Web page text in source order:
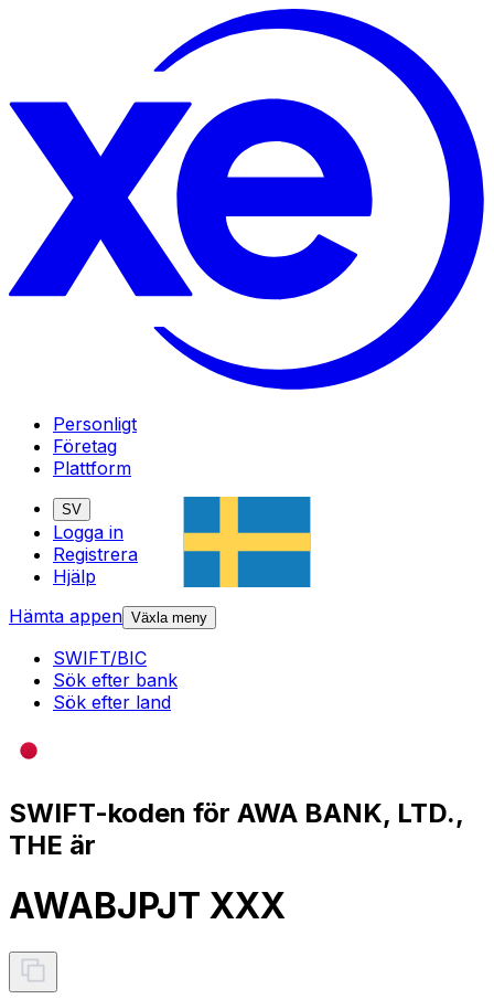
Personligt
Företag
Plattform
SV
Logga in
Registrera
Hjälp
Hämta appen Växla meny
SWIFT/BIC
Sök efter bank
Sök efter land
SWIFT-koden för AWA BANK, LTD.,
THE är
AWABJPJT XXX